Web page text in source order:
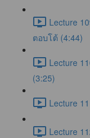
Lecture
ตอบโต้ (4:44)
Lecture
(3:25)
Lecture
Lecture